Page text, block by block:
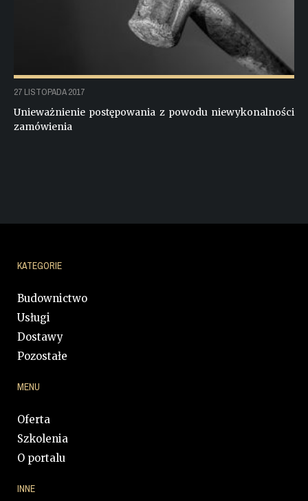
27 LISTOPADA 2017
Unieważnienie postępowania z powodu niewykonalności
zamówienia
KATEGORIE
Budownictwo
Usługi
Dostawy
Pozostałe
MENU
Oferta
Szkolenia
O portalu
INNE